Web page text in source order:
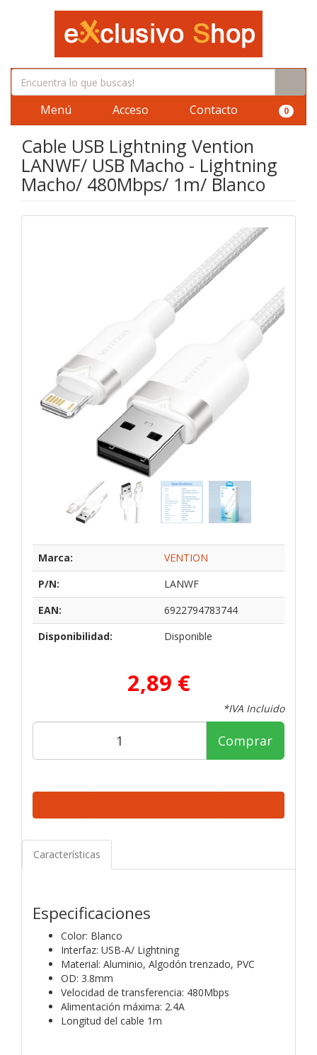
Menú Acceso Contacto 0
Cable USB Lightning Vention
LANWF/ USB Macho - Lightning
Macho/ 480Mbps/ 1m/ Blanco
Marca:
VENTION
P/N:
LANWF
EAN:
6922794783744
Disponibilidad:
Disponible
2,89 €
*IVA Incluido
Comprar
Características
Especificaciones
Color: Blanco
Interfaz: USB-A/ Lightning
Material: Aluminio, Algodón trenzado, PVC
OD: 3.8mm
Velocidad de transferencia: 480Mbps
Alimentación máxima: 2.4A
Longitud del cable 1m